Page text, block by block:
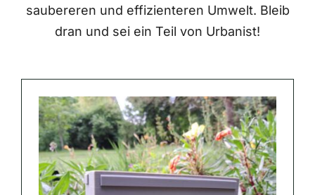
saubereren und effizienteren Umwelt. Bleib
dran und sei ein Teil von Urbanist!